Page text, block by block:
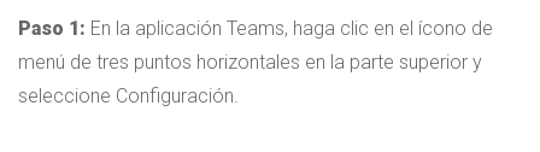
Paso 1: En la aplicación Teams, haga clic en el ícono de
menú de tres puntos horizontales en la parte superior y
seleccione Configuración.